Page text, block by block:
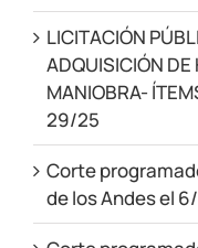
LICITACIÓN
ADQUISICIÓN DE
MANIOBRA-
29/25
Corte
de los Andes el